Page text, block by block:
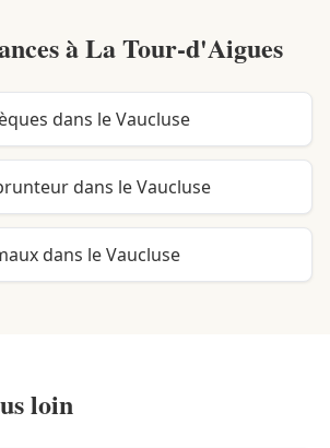
àLa Tour-d'Aigues
dans le Vaucluse
dans le Vaucluse
dans le Vaucluse
loin